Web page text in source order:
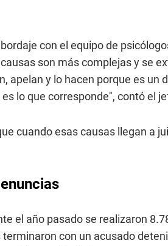
con el equipo de
son más complejas y se
apelan y lo hacen porque es un
lo que corresponde", contó el
cuando esas causas llegan a
el año pasado se realizaron
con un acusado